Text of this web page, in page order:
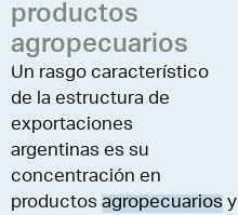
productos
agropecuarios
Un rasgo característico
de la estructura de
exportaciones
argentinas es su
concentración en
productos agropecuarios y